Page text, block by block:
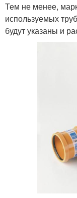
Тем не менее,
используемых
будут указаны и